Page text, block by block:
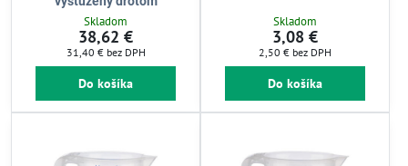
Skladom
38,62 €
31,40 € bez DPH
Do košíka
Skladom
3,08 €
2,50 € bez DPH
Do košíka